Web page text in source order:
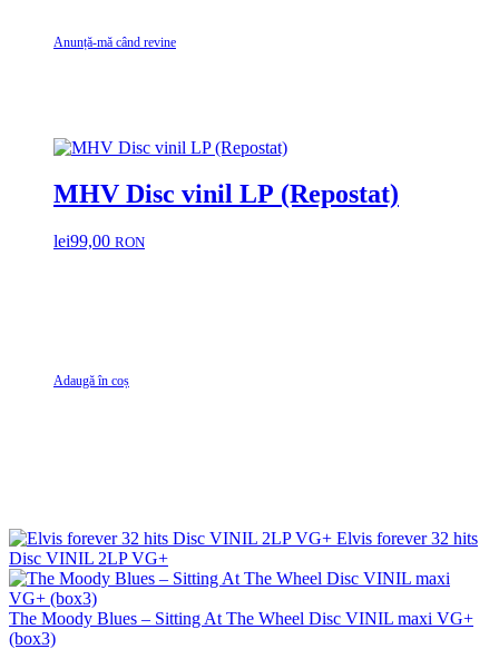
Anunță-mă când revine
MHV Disc vinil LP (Repostat)
lei99,00 RON
Adaugă în coș
Elvis forever 32 hits
Disc VINIL 2LP VG+
The Moody Blues – Sitting At The Wheel Disc VINIL maxi VG+
(box3)